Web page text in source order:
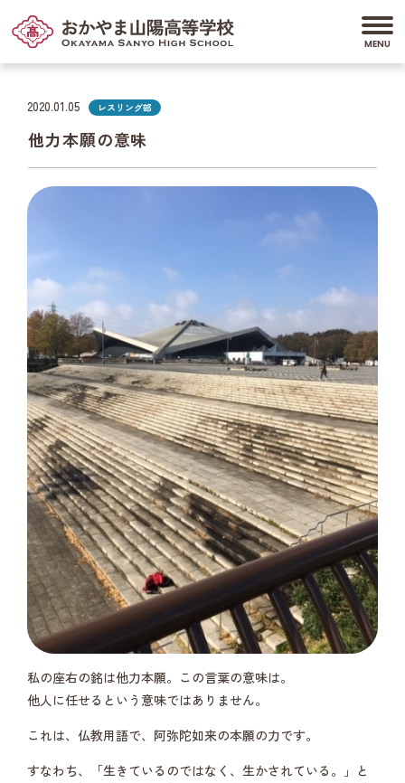
2020.01.05 レスリング部
他力本願の意味
私の座右の銘は他力本願。この言葉の意味は。
他人に任せるという意味ではありません。
これは、仏教用語で、阿弥陀如来の本願の力です。
すなわち、「生きているのではなく、生かされている。」と